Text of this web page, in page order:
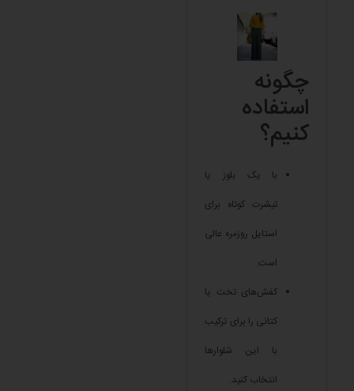
چگونه
استفاده
کنیم؟
با یک بلوز یا
تیشرت کوتاه برای
استایل روزمره عالی
است.
کفش‌های تخت یا
کتانی را برای ترکیب
با این شلوارها
انتخاب کنید.